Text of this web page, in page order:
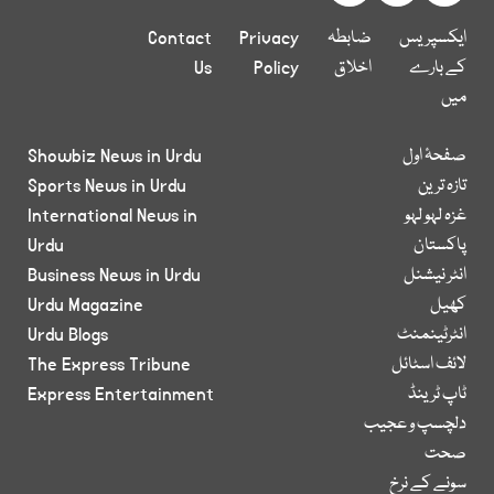
ایکسپریس
کے بارے
میں
ضابطہ
اخلاق
Privacy
Policy
Contact
Us
صفحۂ اول
تازہ ترین
غزہ لہو لہو
پاکستان
انٹر نیشنل
کھیل
انٹرٹینمنٹ
لائف اسٹائل
ٹاپ ٹرینڈ
دلچسپ و عجیب
صحت
سونے کے نرخ
Showbiz News in Urdu
Sports News in Urdu
International News in
Urdu
Business News in Urdu
Urdu Magazine
Urdu Blogs
The Express Tribune
Express Entertainment